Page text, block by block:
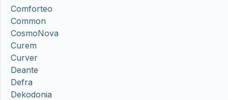
Comforteo
Common
CosmoNova
Curem
Curver
Deante
Defra
Dekodonia